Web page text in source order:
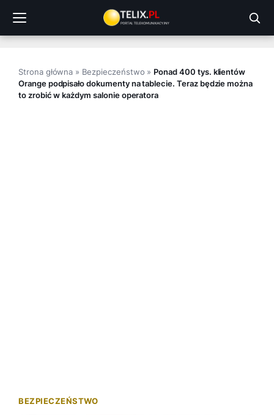
treści
Strona główna » Bezpieczeństwo » Ponad 400 tys. klientów
Orange podpisało dokumenty na tablecie. Teraz będzie można
to zrobić w każdym salonie operatora
BEZPIECZEŃSTWO